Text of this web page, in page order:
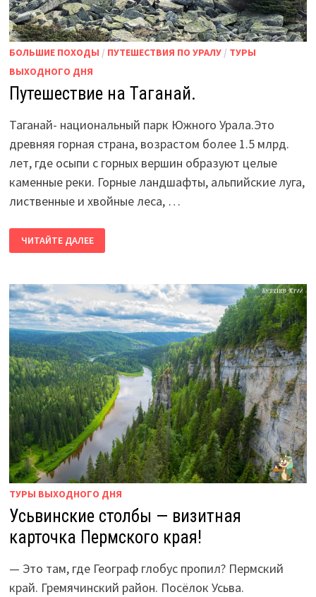
БОЛЬШИЕ ПОХОДЫ / ПУТЕШЕСТВИЯ ПО УРАЛУ/ ТУРЫ
ВЫХОДНОГО ДНЯ
Путешествие на Таганай.
Таганай- национальный парк Южного Урала.Это
древняя горная страна, возрастом более 1.5 млрд.
лет, где осыпи с горных вершин образуют целые
каменные реки. Горные ландшафты, альпийские луга,
лиственные и хвойные леса, …
ПУТЕШЕСТВИЕ
НА
ТАГАНАЙ.
ЧИТАЙТЕ ДАЛЕЕ
ТУРЫ ВЫХОДНОГО ДНЯ
Усьвинские столбы — визитная
карточка Пермского края!
— Это там, где Географ глобус пропил? Пермский
край. Гремячинский район. Посёлок Усьва.